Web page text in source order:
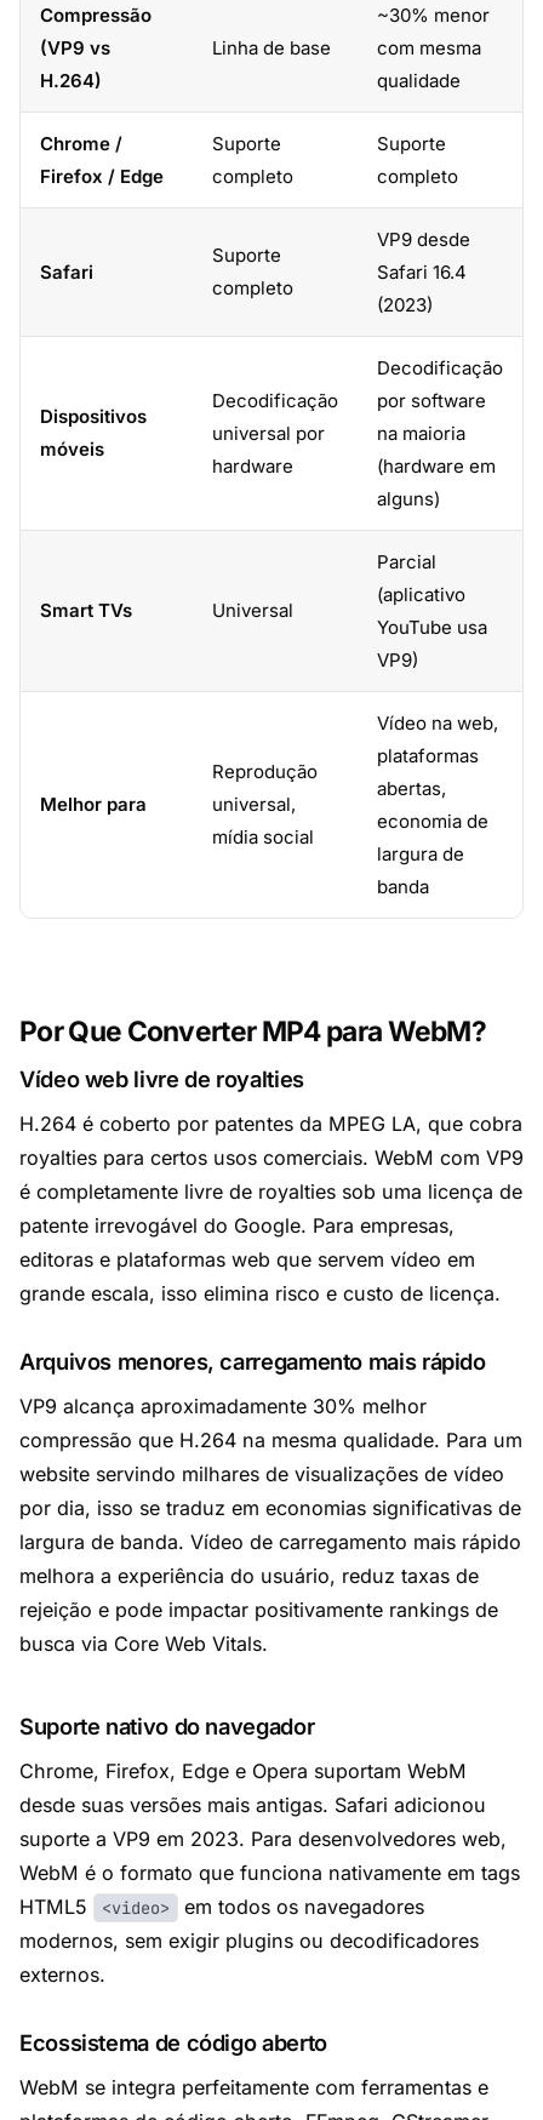
Compressão
(VP9 vs
H.264)
Linha de base
~30% menor
com mesma
qualidade
Chrome /
Firefox / Edge
Suporte
completo
Suporte
completo
Safari
Suporte
completo
VP9 desde
Safari 16.4
(2023)
Dispositivos
móveis
Decodificação
universal por
hardware
Decodificação
por software
na maioria
(hardware em
alguns)
Smart TVs Universal
Parcial
(aplicativo
YouTube usa
VP9)
Melhor para
Reprodução
universal,
mídia social
Vídeo na web,
plataformas
abertas,
economia de
largura de
banda
Por Que Converter MP4 para WebM?
Vídeo web livre de royalties
H.264 é coberto por patentes da MPEG LA, que cobra
royalties para certos usos comerciais. WebM com VP9
é completamente livre de royalties sob uma licença de
patente irrevogável do Google. Para empresas,
editoras e plataformas web que servem vídeo em
grande escala, isso elimina risco e custo de licença.
Arquivos menores, carregamento mais rápido
VP9 alcança aproximadamente 30% melhor
compressão que H.264 na mesma qualidade. Para um
website servindo milhares de visualizações de vídeo
por dia, isso se traduz em economias significativas de
largura de banda. Vídeo de carregamento mais rápido
melhora a experiência do usuário, reduz taxas de
rejeição e pode impactar positivamente rankings de
busca via Core Web Vitals.
Suporte nativo do navegador
Chrome, Firefox, Edge e Opera suportam WebM
desde suas versões mais antigas. Safari adicionou
suporte a VP9 em 2023. Para desenvolvedores web,
WebM é o formato que funciona nativamente em tags
HTML5
<video>
em todos os navegadores
modernos, sem exigir plugins ou decodificadores
externos.
Ecossistema de código aberto
WebM se integra perfeitamente com ferramentas e